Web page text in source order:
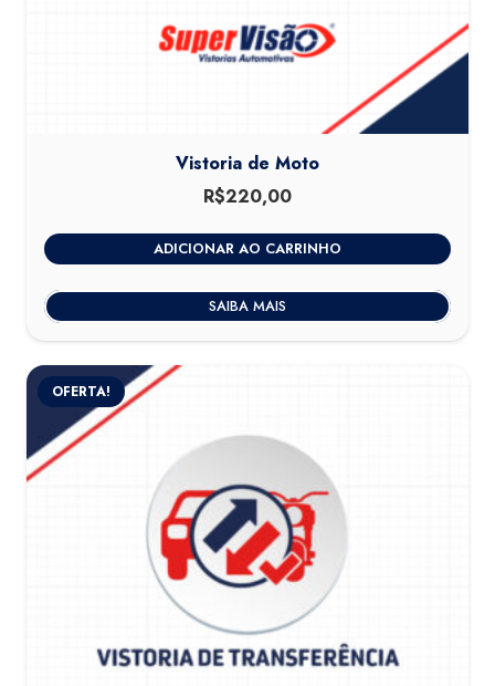
Vistoria de Moto
R$220,00
ADICIONAR AO CARRINHO
SAIBA MAIS
OFERTA!